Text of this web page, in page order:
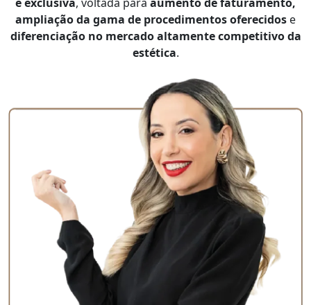
ampliação da gama de procedimentos oferecidos e
diferenciação no mercado altamente competitivo da
estética.